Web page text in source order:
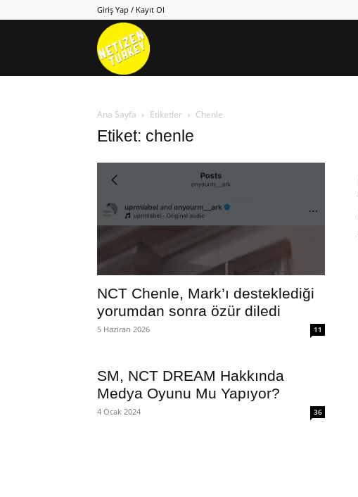
Giriş Yap / Kayıt Ol
Netizen
Ana Sayfa Etiketler Chenle
Etiket: chenle
NCT Chenle, Mark’ı desteklediği
yorumdan sonra özür diledi
5 Haziran 2026 11
SM, NCT DREAM Hakkında
Medya Oyunu Mu Yapıyor?
4 Ocak 2024 36